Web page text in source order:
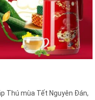
Thú mùa Tết Nguyên Đán,